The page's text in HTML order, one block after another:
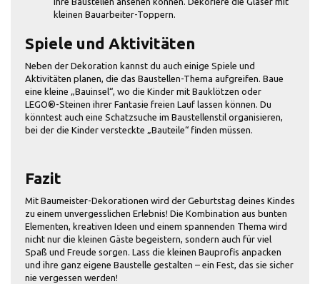
kleinen Bauarbeiter-Toppern.
Spiele und Aktivitäten
Neben der Dekoration kannst du auch einige Spiele und
Aktivitäten planen, die das Baustellen-Thema aufgreifen. Baue
eine kleine „Bauinsel“, wo die Kinder mit Bauklötzen oder
LEGO®-Steinen ihrer Fantasie freien Lauf lassen können. Du
könntest auch eine Schatzsuche im Baustellenstil organisieren,
bei der die Kinder versteckte „Bauteile“ finden müssen.
Fazit
Mit Baumeister-Dekorationen wird der Geburtstag deines Kindes
zu einem unvergesslichen Erlebnis! Die Kombination aus bunten
Elementen, kreativen Ideen und einem spannenden Thema wird
nicht nur die kleinen Gäste begeistern, sondern auch für viel
Spaß und Freude sorgen. Lass die kleinen Bauprofis anpacken
und ihre ganz eigene Baustelle gestalten – ein Fest, das sie sicher
nie vergessen werden!